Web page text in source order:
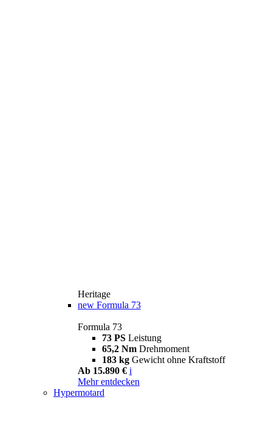
Heritage
new Formula 73
Formula 73
73 PS Leistung
65,2 Nm Drehmoment
183 kg Gewicht ohne Kraftstoff
Ab 15.890 € i
Mehr entdecken
Hypermotard